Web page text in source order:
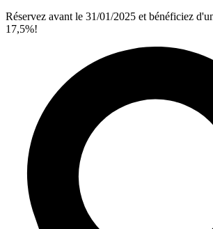
Réservez avant le 31/01/2025 et bénéficiez
17,5%!